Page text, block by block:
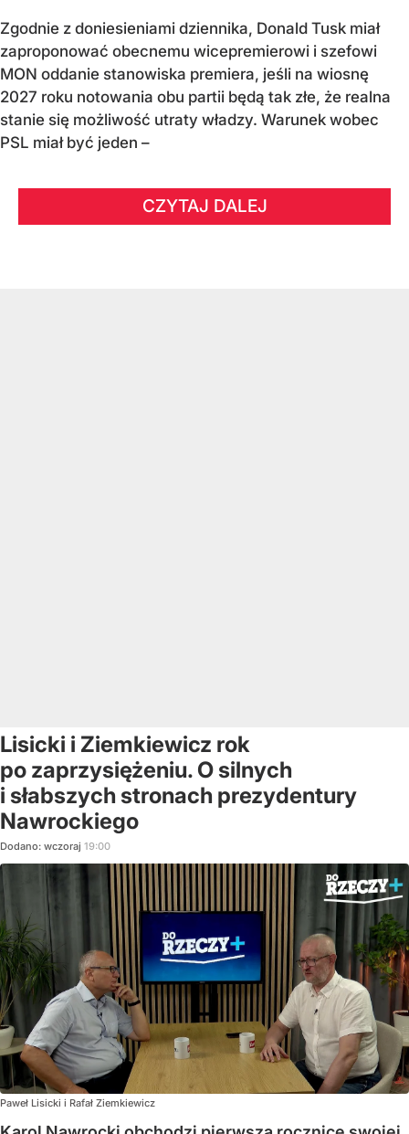
Zgodnie z doniesieniami dziennika, Donald Tusk miał
zaproponować obecnemu wicepremierowi i szefowi
MON oddanie stanowiska premiera, jeśli na wiosnę
2027 roku notowania obu partii będą tak złe, że realna
stanie się możliwość utraty władzy. Warunek wobec
PSL miał być jeden –
CZYTAJ DALEJ
Lisicki i Ziemkiewicz rok
po zaprzysiężeniu. O silnych
i słabszych stronach prezydentury
Nawrockiego
Dodano: wczoraj 19:00
Paweł Lisicki i Rafał Ziemkiewicz